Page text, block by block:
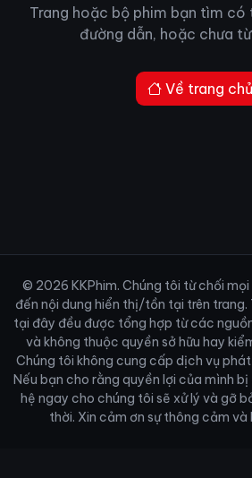
Trang hoặc bộ phim bạn tìm
đường dẫn, hoặc chưa
Về trang chủ
© 2026 KKPhim. Chúng tôi từ chối
đến nội dung hiển thị/tồn tại trên
tại đây đều được tổng hợp từ các
và không thuộc quyền sở hữu hay
Chúng tôi không cung cấp dịch vụ
Nếu bạn cho rằng quyền lợi của mình bị
hệ ngay cho chúng tôi sẽ xử lý và gỡ
thời. Xin cảm ơn sự thông cảm